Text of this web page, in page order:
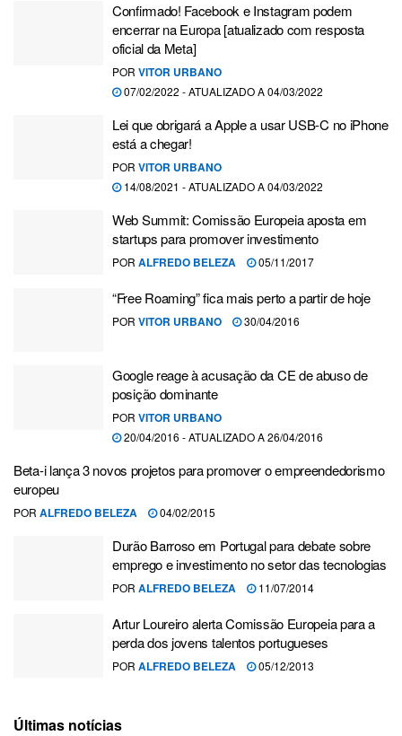
Confirmado! Facebook e Instagram podem
encerrar na Europa [atualizado com resposta
oficial da Meta]
POR VITOR URBANO
07/02/2022 - ATUALIZADO A 04/03/2022
Lei que obrigará a Apple a usar USB-C no iPhone
está a chegar!
POR VITOR URBANO
14/08/2021 - ATUALIZADO A 04/03/2022
Web Summit: Comissão Europeia aposta em
startups para promover investimento
POR ALFREDO BELEZA 05/11/2017
“Free Roaming” fica mais perto a partir de hoje
POR VITOR URBANO 30/04/2016
Google reage à acusação da CE de abuso de
posição dominante
POR VITOR URBANO
20/04/2016 - ATUALIZADO A 26/04/2016
Beta-i lança 3 novos projetos para promover o empreendedorismo
europeu
POR ALFREDO BELEZA 04/02/2015
Durão Barroso em Portugal para debate sobre
emprego e investimento no setor das tecnologias
POR ALFREDO BELEZA 11/07/2014
Artur Loureiro alerta Comissão Europeia para a
perda dos jovens talentos portugueses
POR ALFREDO BELEZA 05/12/2013
Últimas notícias